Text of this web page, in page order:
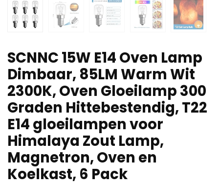
SCNNC 15W E14 Oven Lamp
Dimbaar, 85LM Warm Wit
2300K, Oven Gloeilamp 300
Graden Hittebestendig, T22
E14 gloeilampen voor
Himalaya Zout Lamp,
Magnetron, Oven en
Koelkast, 6 Pack